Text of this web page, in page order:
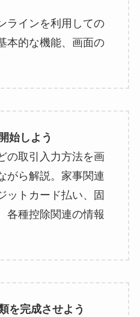
ラインを利用しての
本的な機能、画面の
始しよう
の取引入力方法を画
がら解説。家事関連
ットカード払い、固
各種控除関連の情報
を完成させよう